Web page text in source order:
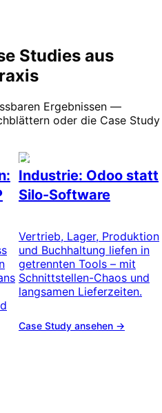
Studies aus
Ergebnissen —
oder die Case Study
ERP / Odoo & Industrie
Industrie: Odoo statt
Silo-Software
Vertrieb, Lager, Produktion
und Buchhaltung liefen in
getrennten Tools – mit
Schnittstellen-Chaos und
langsamen Lieferzeiten.
Case Study ansehen →